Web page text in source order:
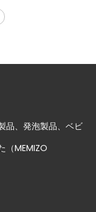
品、発泡製品、ベビ
（MEMIZO